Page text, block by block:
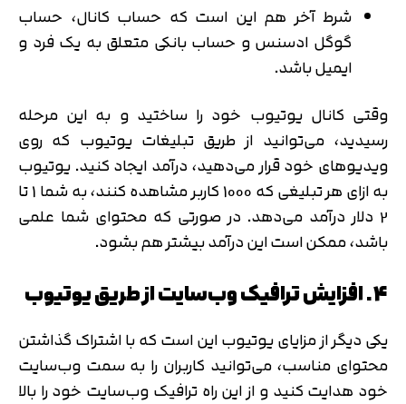
شرط آخر هم این است که حساب کانال، حساب
گوگل ادسنس و حساب بانکی متعلق به یک فرد و
ایمیل باشد.
وقتی کانال یوتیوب خود را ساختید و به این مرحله
رسیدید، می‌توانید از طریق تبلیغات یوتیوب که روی
ویدیوهای خود قرار می‌دهید، درآمد ایجاد کنید. یوتیوب
به ازای هر تبلیغی که 1000 کاربر مشاهده کنند، به شما 1 تا
2 دلار درآمد می‌دهد. در صورتی که محتوای شما علمی
باشد، ممکن است این درآمد بیشتر هم بشود.
4. افزایش ترافیک وب‌سایت از طریق یوتیوب
یکی دیگر از مزایای یوتیوب این است که با اشتراک گذاشتن
محتوای مناسب، می‌توانید کاربران را به سمت وب‌سایت
خود هدایت کنید و از این راه ترافیک وب‌سایت خود را بالا